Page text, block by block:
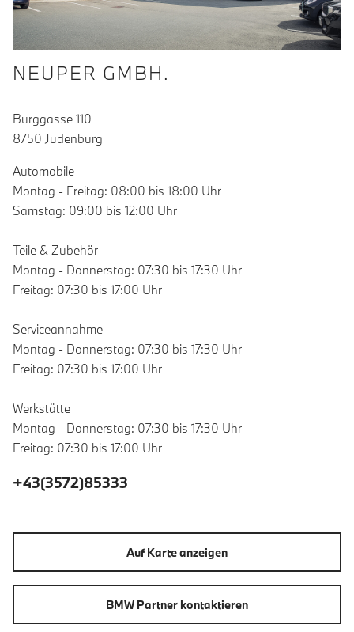
NEUPER GMBH.
Burggasse 110
8750 Judenburg
Automobile
Montag - Freitag: 08:00 bis 18:00 Uhr
Samstag: 09:00 bis 12:00 Uhr
Teile & Zubehör
Montag - Donnerstag: 07:30 bis 17:30 Uhr
Freitag: 07:30 bis 17:00 Uhr
Serviceannahme
Montag - Donnerstag: 07:30 bis 17:30 Uhr
Freitag: 07:30 bis 17:00 Uhr
Werkstätte
Montag - Donnerstag: 07:30 bis 17:30 Uhr
Freitag: 07:30 bis 17:00 Uhr
+43(3572)85333
Auf Karte anzeigen
BMW Partner kontaktieren